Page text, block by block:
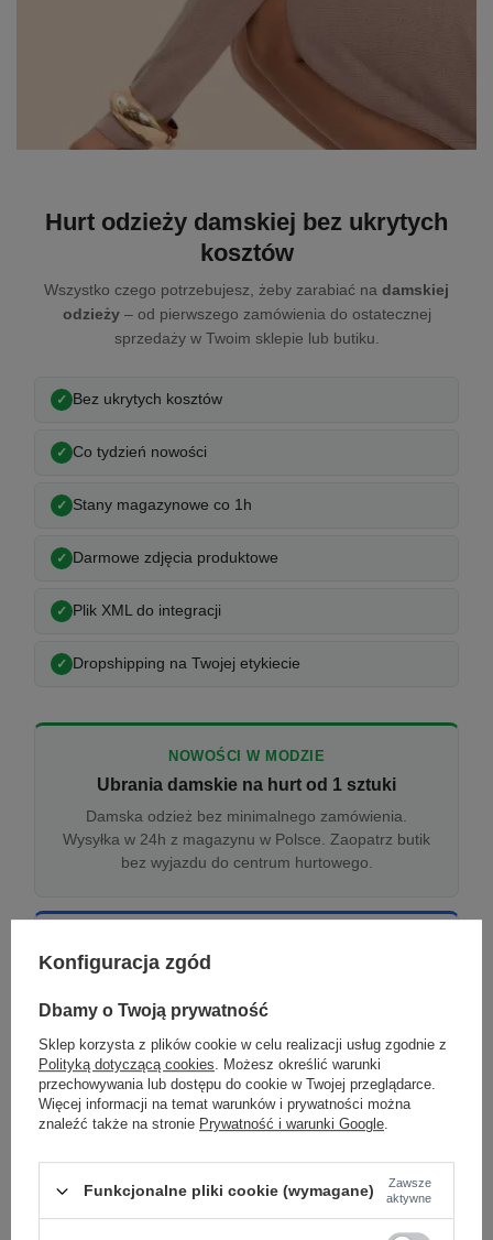
Hurt odzieży damskiej bez ukrytych
kosztów
Wszystko czego potrzebujesz, żeby zarabiać na damskiej
odzieży– od pierwszego zamówienia do ostatecznej
sprzedaży w Twoim sklepie lub butiku.
Bez ukrytych kosztów
Co tydzień nowości
Stany magazynowe co 1h
Darmowe zdjęcia produktowe
Plik XML do integracji
Dropshipping na Twojej etykiecie
NOWOŚCI W MODZIE
Ubrania damskie na hurt od 1 sztuki
Damska odzież bez minimalnego zamówienia.
Wysyłka w 24h z magazynu w Polsce. Zaopatrz butik
bez wyjazdu do centrum hurtowego.
Odzież damska hurtowo online
Internetowa hurtownia damska z plikiem XML/CSV.
Aktualizacja stanów co godzinę.
DROPSHIPPING
Damskie ubrania w dropshippingu
Hurt odzieży damskiej z wysyłką na etykiecie Twojego
sklepu w całej UE. Zero magazynu, zero
Konfiguracja zgód
Dbamy o Twoją prywatność
Sklep korzysta z plików cookie w celu realizacji usług zgodnie z
Polityką dotyczącą cookies. Możesz określić warunki
przechowywania lub dostępu do cookie w Twojej przeglądarce.
Więcej informacji na temat warunków i prywatności można
znaleźć także na stronie Prywatność i warunki Google.
Funkcjonalne pliki cookie (wymagane)
Zawsze
aktywne